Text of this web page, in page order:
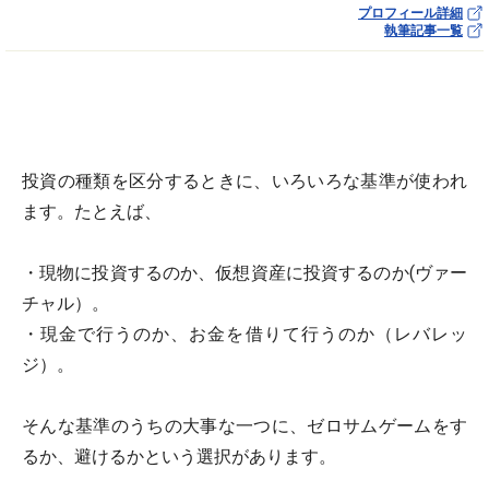
プロフィール詳細
執筆記事一覧
投資の種類を区分するときに、いろいろな基準が使われ
ます。たとえば、
・現物に投資するのか、仮想資産に投資するのか(ヴァー
チャル）。
・現金で行うのか、お金を借りて行うのか（レバレッ
ジ）。
そんな基準のうちの大事な一つに、ゼロサムゲームをす
るか、避けるかという選択があります。